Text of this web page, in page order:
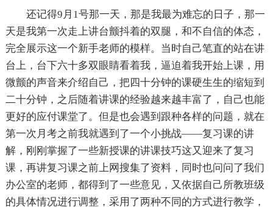
还记得9月1号那一天，那是我最为难忘的日子，那一
天是我第一次走上讲台颤抖着的双腿，和不自信的体态，
完全展示这一个新手老师的模样。当时自己笔直的站在讲
台上，台下六十多双眼睛看着我，逼迫着我开始上课，用
微颤的声音来介绍自己，把四十分钟的课硬生生的缩短到
二十分钟，之后随着讲课的经验越来越丰富了，自己也能
更好的应付课堂了。但是也会遇到跟种各样的问题，就在
第一次月考之前我就遇到了一个小挑战——复习课的讲
解，刚刚掌握了一些新授课的讲课技巧这又迎来了复习
课，再讲复习课之前上网搜集了资料，同时也问问了我们
办公室的老师，都得到了一些意见，又依据自己所教班级
的具体情况进行调整，采用了两种不同的方式进行教学，